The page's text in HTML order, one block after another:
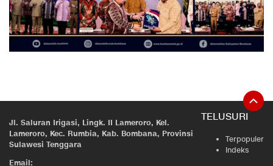
Jl. Saluran Irigasi, Lingk. II Lameroro, Kel.
Lameroro, Kec. Rumbia, Kab. Bombana, Provinsi
Sulawesi Tenggara
Email:
TELUSURI
Terpopuler
Indeks